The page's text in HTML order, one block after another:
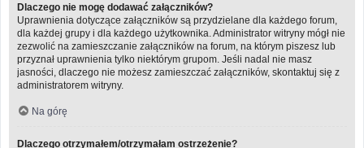
Dlaczego nie mogę dodawać załączników?
Uprawnienia dotyczące załączników są przydzielane dla każdego forum,
dla każdej grupy i dla każdego użytkownika. Administrator witryny mógł nie
zezwolić na zamieszczanie załączników na forum, na którym piszesz lub
przyznał uprawnienia tylko niektórym grupom. Jeśli nadal nie masz
jasności, dlaczego nie możesz zamieszczać załączników, skontaktuj się z
administratorem witryny.
Na górę
Dlaczego otrzymałem/otrzymałam ostrzeżenie?